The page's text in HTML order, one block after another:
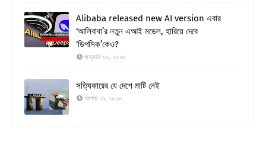
Alibaba released new AI version এবার
‘আলিবাবা’র নতুন এআই মডেল, হারিয়ে দেবে
‘ডিপসিক’কেও?
জানুয়ারি ৩০, ২০২৫
সত্যিকারের যে দেশে মাটি নেই
আগস্ট ১৯, ২০১৮